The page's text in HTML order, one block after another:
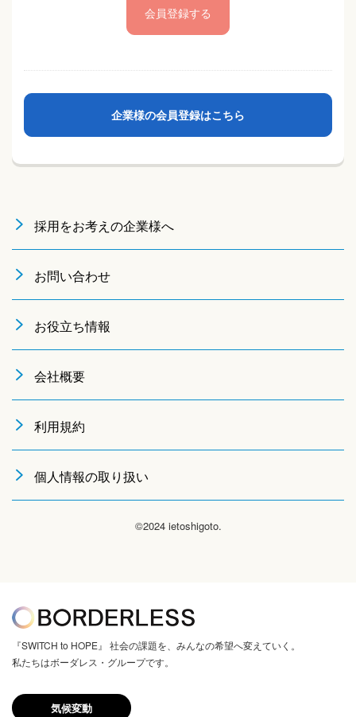
人掲載企業ためのインターネット上の検索サイト及び、それ
に関連するサービスの総称を意味します。
いえとしごとをご利用になる方はいえとしごとにおいて入力
した情報の内容について責任を負うものとします。
以下の利用規約を承認するものとします。
ります。
当社は、当サイトの全てまたは一部のサービスをいつでも、
変更または停止することができるものとします。サービス変
更・停止の際、当社はできうる限りの方法で、利用者に対し
てその旨を事前に告知するものとします。但し、天災などや
むを得ぬ場合は事前に告知することなく、サービスを変更・
停止できるものとします。サービスの変更または停止に伴
め、本ソフトウェアまたはサービスの利用者による使用また
合であっても、それが保証、契約、故意または無意識による
の使用または誤用および依存の結果であるか、本ソフトウェ
たはサービスの中断、一時停止、終了のいずれかの結果かに
かかわらず、適用されます。この責任の制約は、権利侵害の
された最大の範囲で適用されます。
企業様の会員登録はこちら
採用をお考えの企業様へ
お問い合わせ
お役立ち情報
会社概要
利用規約
個人情報の取り扱い
©2024 ietoshigoto.
『SWITCH to HOPE』 社会の課題を、みんなの希望へ変えていく。
私たちはボーダレス・グループです。
気候変動